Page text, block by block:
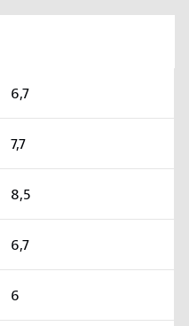
6,7
7,7
8,5
6,7
6